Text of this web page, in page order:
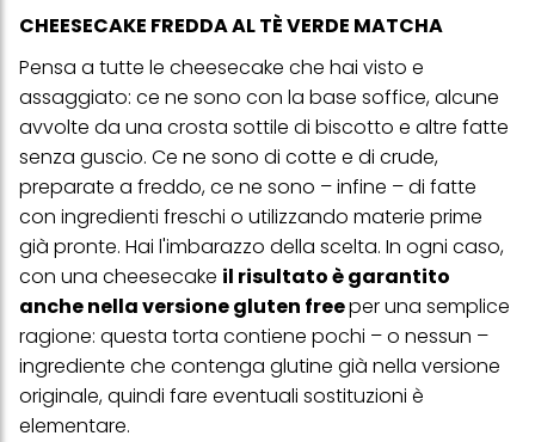
CHEESECAKE FREDDA AL TÈ VERDE MATCHA
Pensa a tutte le cheesecake che hai visto e
assaggiato: ce ne sono con la base soffice, alcune
avvolte da una crosta sottile di biscotto e altre fatte
senza guscio. Ce ne sono di cotte e di crude,
preparate a freddo, ce ne sono – infine – di fatte
con ingredienti freschi o utilizzando materie prime
già pronte. Hai l'imbarazzo della scelta. In ogni caso,
con una cheesecake il risultato è garantito
anche nella versione gluten freeper una semplice
ragione: questa torta contiene pochi – o nessun –
ingrediente che contenga glutine già nella versione
originale, quindi fare eventuali sostituzioni è
elementare.